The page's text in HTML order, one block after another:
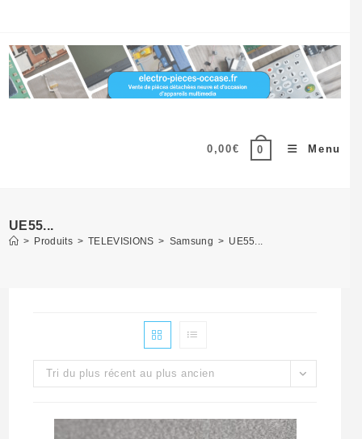
content
0,00€ 0 Menu
UE55...
> Produits > TELEVISIONS > Samsung > UE55...
Tri du plus récent au plus ancien